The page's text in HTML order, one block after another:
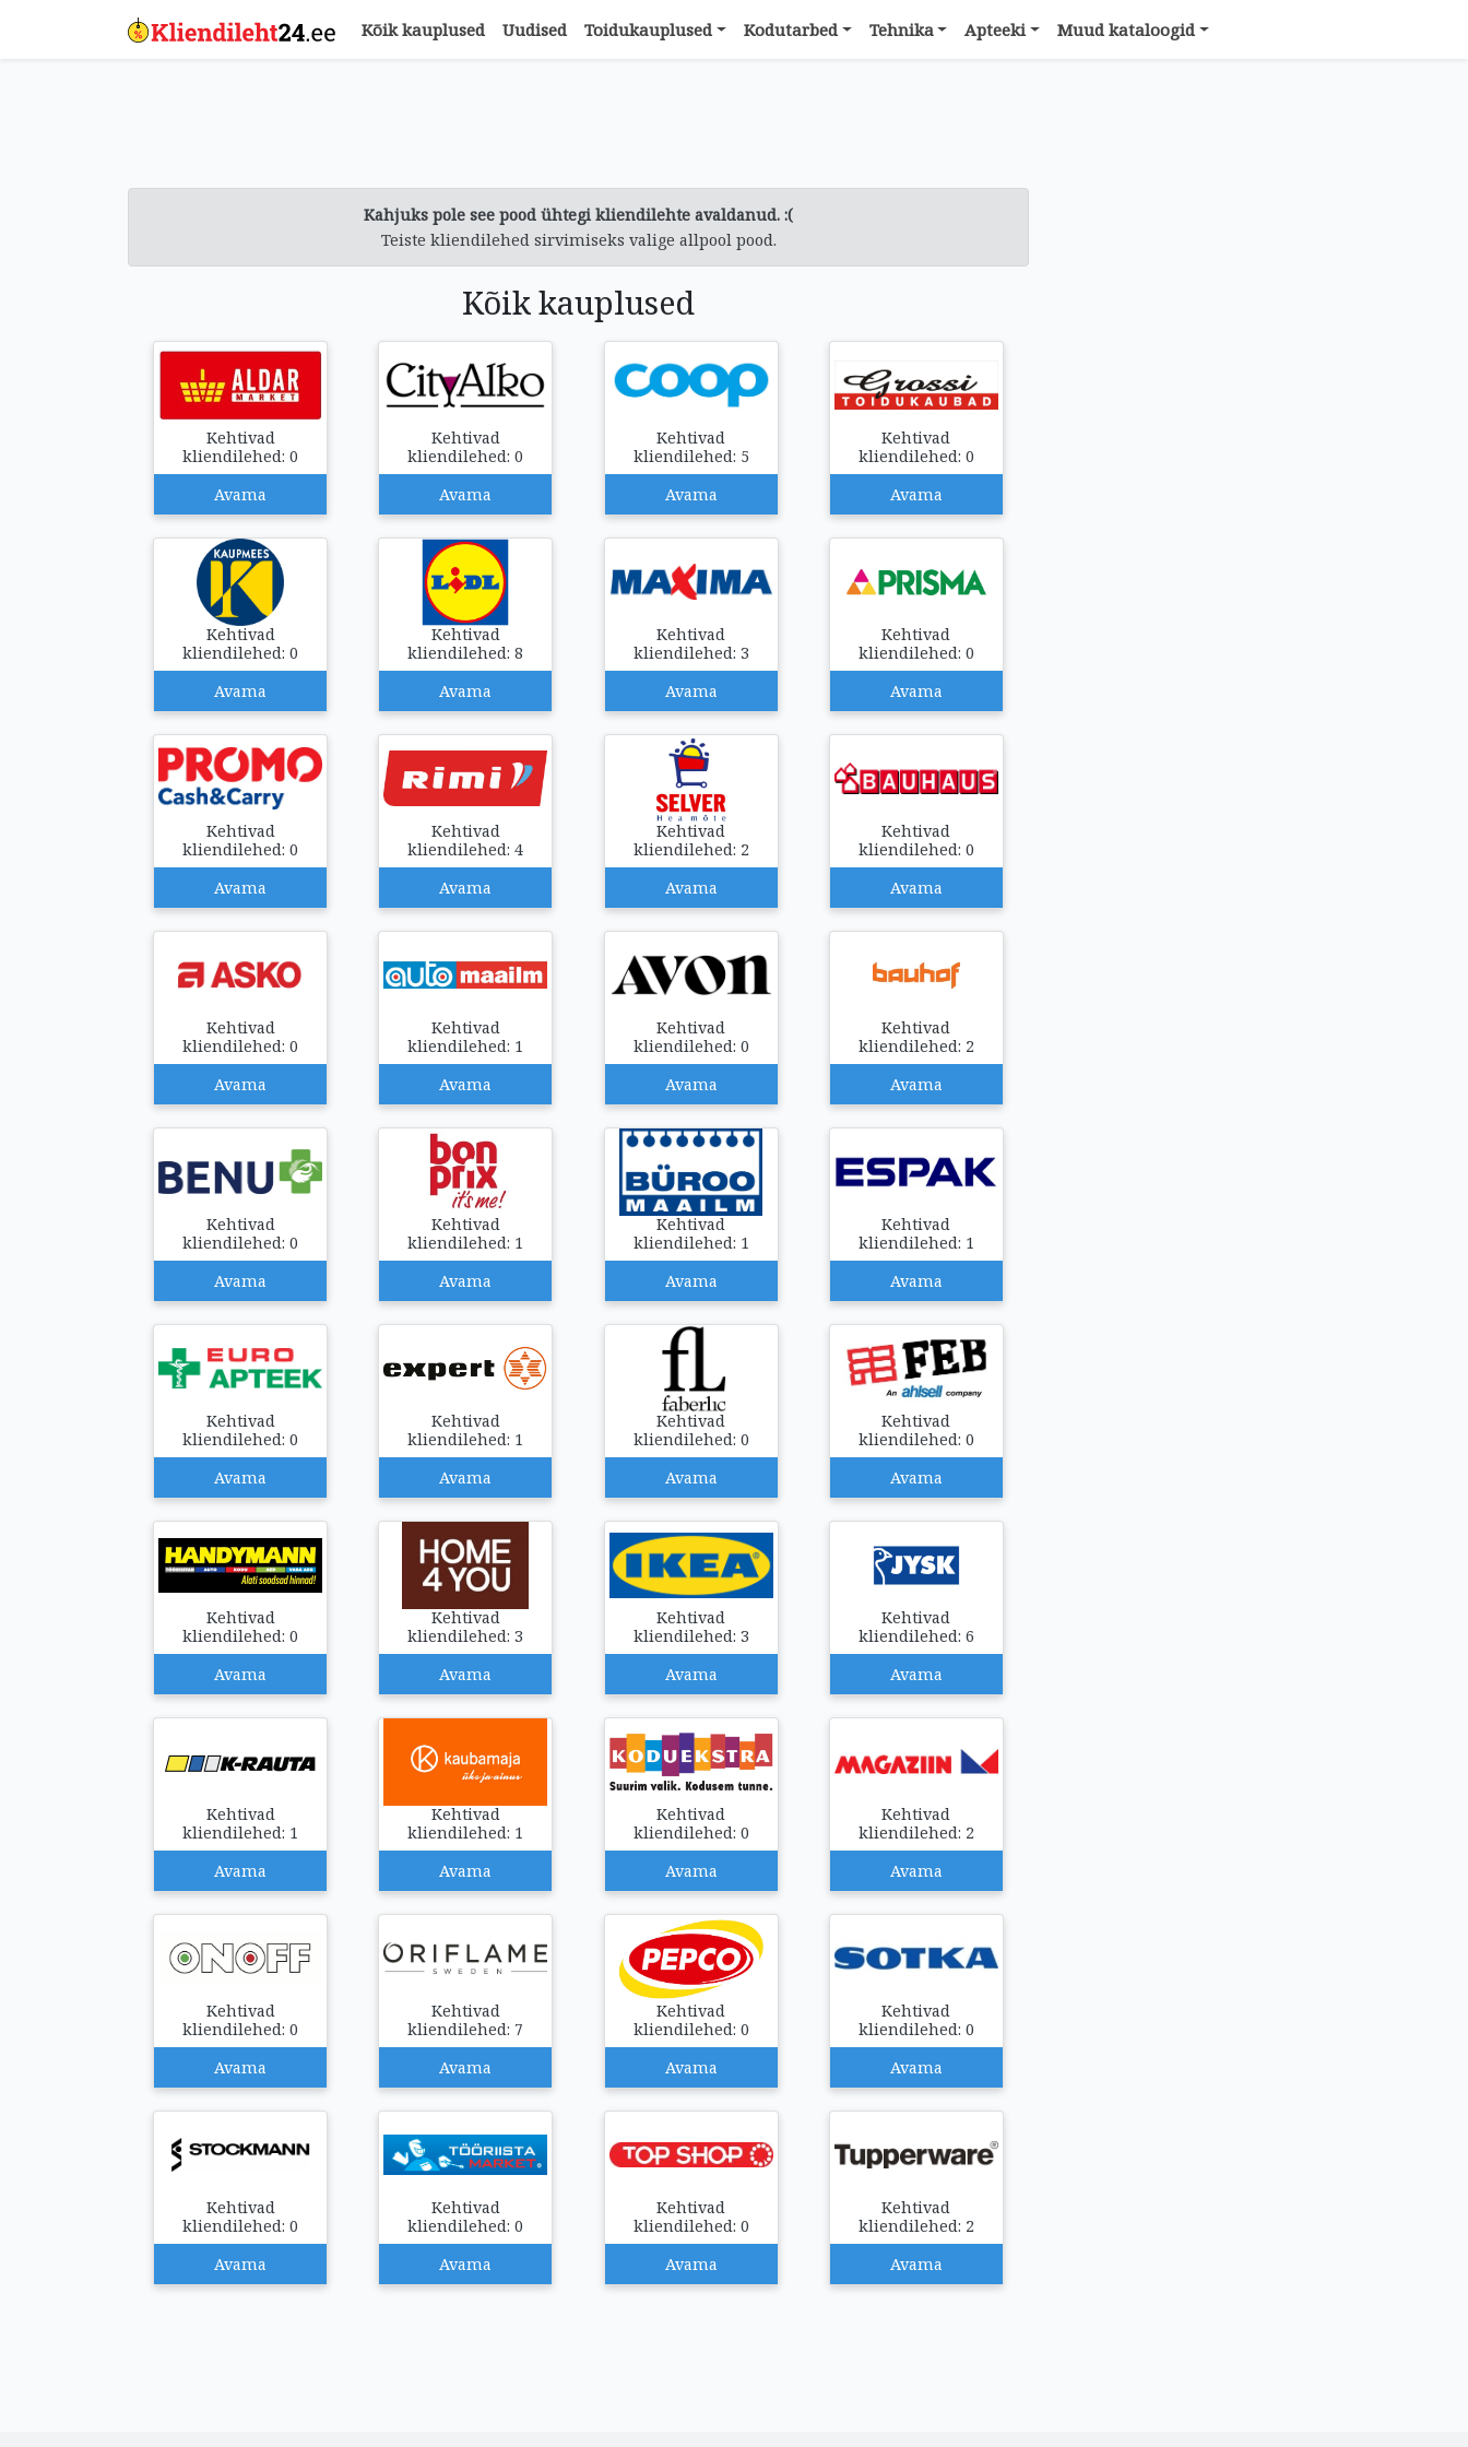
Kõik kauplused Uudised Toidukauplused Kodutarbed Tehnika Apteeki Muud kataloogid
Kahjuks pole see pood ühtegi kliendilehte avaldanud. :(
Teiste kliendilehed sirvimiseks valige allpool pood.
Kõik kauplused
Kehtivad
kliendilehed: 0
Avama
Kehtivad
kliendilehed: 0
Avama
Kehtivad
kliendilehed: 5
Avama
Kehtivad
kliendilehed: 0
Avama
Kehtivad
kliendilehed: 0
Avama
Kehtivad
kliendilehed: 8
Avama
Kehtivad
kliendilehed: 3
Avama
Kehtivad
kliendilehed: 0
Avama
Kehtivad
kliendilehed: 0
Avama
Kehtivad
kliendilehed: 4
Avama
Kehtivad
kliendilehed: 2
Avama
Kehtivad
kliendilehed: 0
Avama
Kehtivad
kliendilehed: 0
Avama
Kehtivad
kliendilehed: 1
Avama
Kehtivad
kliendilehed: 0
Avama
Kehtivad
kliendilehed: 2
Avama
Kehtivad
kliendilehed: 0
Avama
Kehtivad
kliendilehed: 1
Avama
Kehtivad
kliendilehed: 1
Avama
Kehtivad
kliendilehed: 1
Avama
Kehtivad
kliendilehed: 0
Avama
Kehtivad
kliendilehed: 1
Avama
Kehtivad
kliendilehed: 0
Avama
Kehtivad
kliendilehed: 0
Avama
Kehtivad
kliendilehed: 0
Avama
Kehtivad
kliendilehed: 3
Avama
Kehtivad
kliendilehed: 3
Avama
Kehtivad
kliendilehed: 6
Avama
Kehtivad
kliendilehed: 1
Avama
Kehtivad
kliendilehed: 1
Avama
Kehtivad
kliendilehed: 0
Avama
Kehtivad
kliendilehed: 2
Avama
Kehtivad
kliendilehed: 0
Avama
Kehtivad
kliendilehed: 7
Avama
Kehtivad
kliendilehed: 0
Avama
Kehtivad
kliendilehed: 0
Avama
Kehtivad
kliendilehed: 0
Avama
Kehtivad
kliendilehed: 0
Avama
Kehtivad
kliendilehed: 0
Avama
Kehtivad
kliendilehed: 2
Avama